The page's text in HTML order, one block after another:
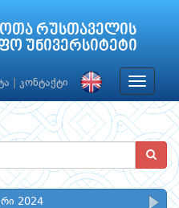
რუსთაველის
უნივერსიტეტი
კონტაქტი
Toggle
2024